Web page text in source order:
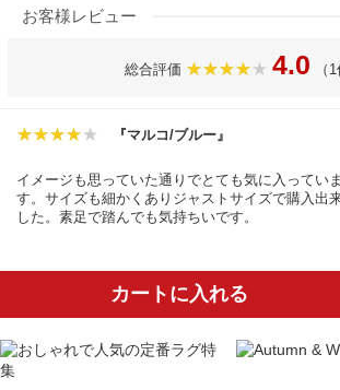
お客様レビュー
総合評価 4.0 （
『マルコ/ブルー』
イメージも思っていた通りでとても気に入っていま
す。サイズも細かくありジャストサイズで購入出
した。素足で踏んでも気持ちいです。
カートに入れる